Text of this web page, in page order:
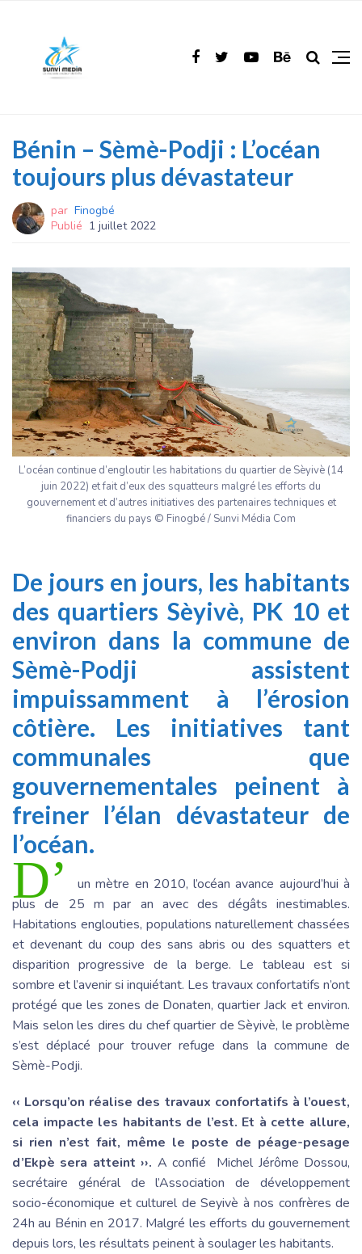
Bénin – Sèmè-Podji : L’océan
toujours plus dévastateur
par Finogbé
Publié 1 juillet 2022
L’océan continue d’engloutir les habitations du quartier de Sèyivè (14
juin 2022) et fait d’eux des squatteurs malgré les efforts du
gouvernement et d’autres initiatives des partenaires techniques et
financiers du pays © Finogbé / Sunvi Média Com
De jours en jours, les habitants
des quartiers Sèyivè, PK 10 et
environ dans la commune de
Sèmè-Podji assistent
impuissamment à l’érosion
côtière. Les initiatives tant
communales que
gouvernementales peinent à
freiner l’élan dévastateur de
l’océan.
D’
un mètre en 2010, l’océan avance aujourd’hui à
plus de 25 m par an avec des dégâts inestimables.
Habitations englouties, populations naturellement chassées
et devenant du coup des sans abris ou des squatters et
disparition progressive de la berge. Le tableau est si
sombre et l’avenir si inquiétant. Les travaux confortatifs n’ont
protégé que les zones de Donaten, quartier Jack et environ.
Mais selon les dires du chef quartier de Sèyivè, le problème
s’est déplacé pour trouver refuge dans la commune de
Sèmè-Podji.
‹‹ Lorsqu’on réalise des travaux confortatifs à l’ouest,
cela impacte les habitants de l’est. Et à cette allure,
si rien n’est fait, même le poste de péage-pesage
d’Ekpè sera atteint ››. A confié
Michel Jérôme Dossou,
secrétaire général de l’Association de développement
socio-économique et culturel de Seyivè à nos confrères de
24h au Bénin en 2017. Malgré les efforts du gouvernement
depuis lors, les résultats peinent à soulager les habitants.